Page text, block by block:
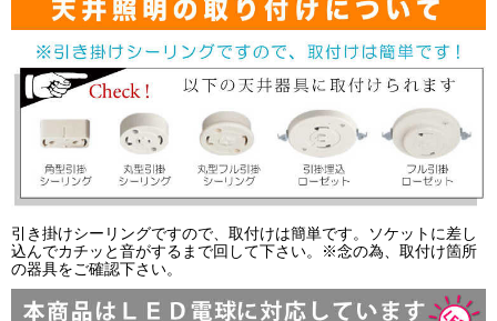
引き掛けシーリングですので、取付けは簡単です。ソケットに差し
込んでカチッと音がするまで回して下さい。※念の為、取付け箇所
の器具をご確認下さい。